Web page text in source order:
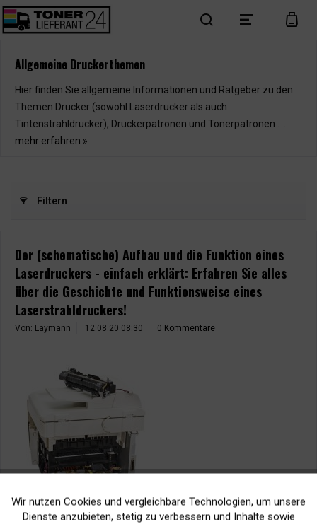
search menu cart
Allgemeine Druckerthemen
Hier finden Sie allgemeine Informationen und Ratgeber zu den
Themen Drucker (sowohl Laserdrucker als auch
Tintenstrahldrucker), Druckerpatronen und Tonerpatronen . ...
mehr erfahren »
Filtern
Der (schematische) Aufbau und die Funktion eines
Laserdruckers - einfach erklärt: Erfahren Sie alles
über die Geschichte und Funktionsweise eines
Laserstrahldruckers!
Von: Laymann 12.08.20 08:30 0 Kommentare
Laserdrucker sind, neben Tintendruckern, der am weitesten
Funktionale Aktiv
Wir nutzen Cookies und vergleichbare Technologien, um unsere
Dienste anzubieten, stetig zu verbessern und Inhalte sowie